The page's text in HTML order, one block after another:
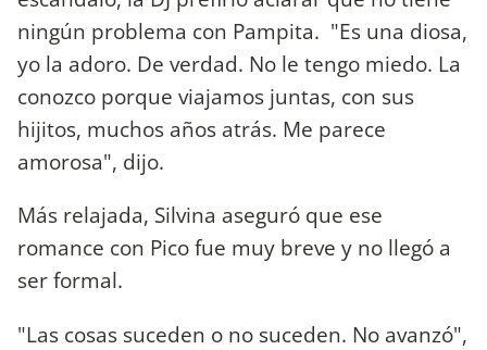
ningún problema con Pampita. "Es una diosa,
yo la adoro. De verdad. No le tengo miedo. La
conozco porque viajamos juntas, con sus
hijitos, muchos años atrás. Me parece
amorosa", dijo.
Más relajada, Silvina aseguró que ese
romance con Pico fue muy breve y no llegó a
ser formal.
"Las cosas suceden o no suceden. No avanzó",